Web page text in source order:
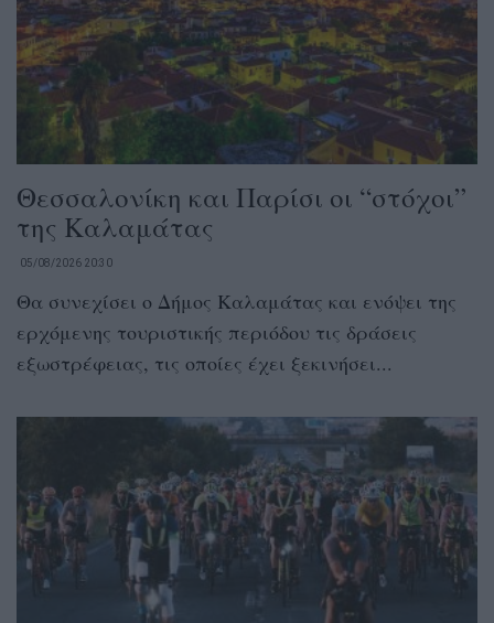
Θεσσαλονίκη και Παρίσι οι “στόχοι”
της Καλαμάτας
05/08/2026 20:30
Θα συνεχίσει ο Δήμος Καλαμάτας και ενόψει της
ερχόμενης τουριστικής περιόδου τις δράσεις
εξωστρέφειας, τις οποίες έχει ξεκινήσει...